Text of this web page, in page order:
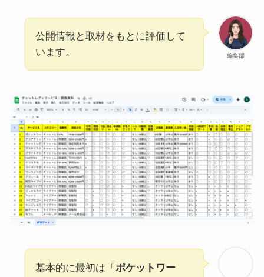
編集部
公開情報と取材をもとに評価して
います。
基本的に最初は「 ポケットワー